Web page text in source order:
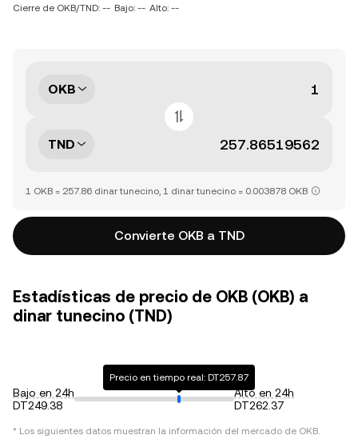
Cierre de OKB/TND: -- Bajo: -- Alto: --
OKB
TND
1 OKB = 257.86 dinar tunecino, 1 dinar tunecino = 0.003878 OKB
Convierte OKB a TND
Estadísticas de precio de OKB (OKB) a
dinar tunecino (TND)
Bajo en 24h
DT249.38
Precio en tiempo real: DT257.87
Alto en 24h
DT262.37
* Los siguientes datos muestran la información del mercado de OKB.